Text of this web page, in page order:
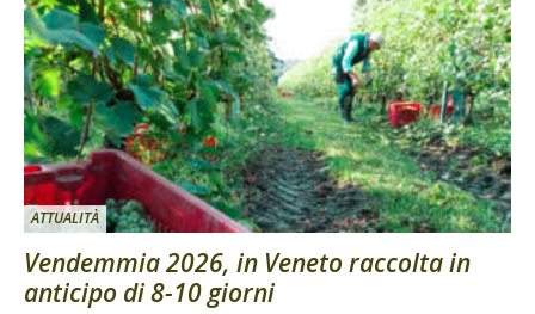
ATTUALITÀ
Vendemmia 2026, in Veneto raccolta in
anticipo di 8-10 giorni